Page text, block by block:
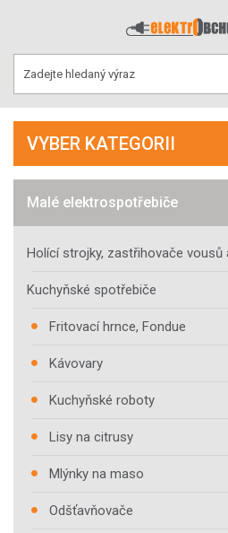
VYBER KATEGORII
Malé elektrospotřebiče
Holící strojky, zastřihovače vousů
Kuchyňské spotřebiče
Fritovací hrnce, Fondue
Kávovary
Kuchyňské roboty
Lisy na citrusy
Mlýnky na maso
Odšťavňovače